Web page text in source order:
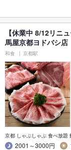
【休業中 8/12リニ
馬屋京都ヨドバシ店
和食 京都駅
京都 しゃぶしゃぶ 食べ放題
2001～3000円